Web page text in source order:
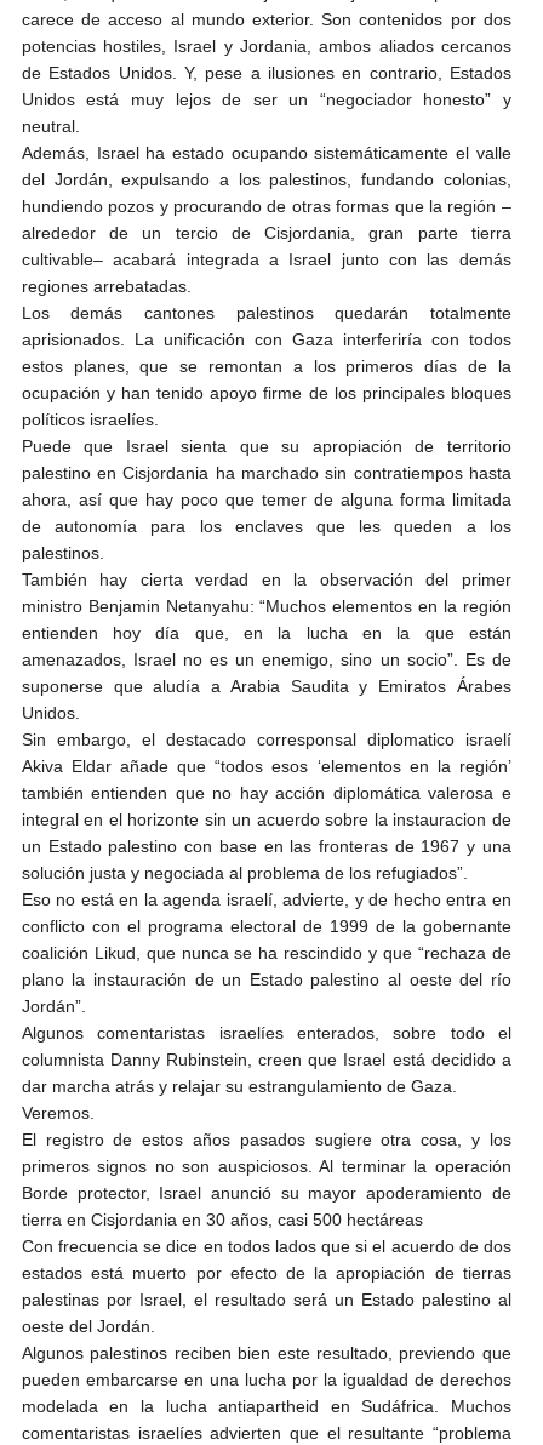
carece de acceso al mundo exterior. Son contenidos por dos
potencias hostiles, Israel y Jordania, ambos aliados cercanos
de Estados Unidos. Y, pese a ilusiones en contrario, Estados
Unidos está muy lejos de ser un “negociador honesto” y
neutral.
Además, Israel ha estado ocupando sistemáticamente el valle
del Jordán, expulsando a los palestinos, fundando colonias,
hundiendo pozos y procurando de otras formas que la región –
alrededor de un tercio de Cisjordania, gran parte tierra
cultivable– acabará integrada a Israel junto con las demás
regiones arrebatadas.
Los demás cantones palestinos quedarán totalmente
aprisionados. La unificación con Gaza interferiría con todos
estos planes, que se remontan a los primeros días de la
ocupación y han tenido apoyo firme de los principales bloques
políticos israelíes.
Puede que Israel sienta que su apropiación de territorio
palestino en Cisjordania ha marchado sin contratiempos hasta
ahora, así que hay poco que temer de alguna forma limitada
de autonomía para los enclaves que les queden a los
palestinos.
También hay cierta verdad en la observación del primer
ministro Benjamin Netanyahu: “Muchos elementos en la región
entienden hoy día que, en la lucha en la que están
amenazados, Israel no es un enemigo, sino un socio”. Es de
suponerse que aludía a Arabia Saudita y Emiratos Árabes
Unidos.
Sin embargo, el destacado corresponsal diplomatico israelí
Akiva Eldar añade que “todos esos ‘elementos en la región’
también entienden que no hay acción diplomática valerosa e
integral en el horizonte sin un acuerdo sobre la instauracion de
un Estado palestino con base en las fronteras de 1967 y una
solución justa y negociada al problema de los refugiados”.
Eso no está en la agenda israelí, advierte, y de hecho entra en
conflicto con el programa electoral de 1999 de la gobernante
coalición Likud, que nunca se ha rescindido y que “rechaza de
plano la instauración de un Estado palestino al oeste del río
Jordán”.
Algunos comentaristas israelíes enterados, sobre todo el
columnista Danny Rubinstein, creen que Israel está decidido a
dar marcha atrás y relajar su estrangulamiento de Gaza.
Veremos.
El registro de estos años pasados sugiere otra cosa, y los
primeros signos no son auspiciosos. Al terminar la operación
Borde protector, Israel anunció su mayor apoderamiento de
tierra en Cisjordania en 30 años, casi 500 hectáreas
Con frecuencia se dice en todos lados que si el acuerdo de dos
estados está muerto por efecto de la apropiación de tierras
palestinas por Israel, el resultado será un Estado palestino al
oeste del Jordán.
Algunos palestinos reciben bien este resultado, previendo que
pueden embarcarse en una lucha por la igualdad de derechos
modelada en la lucha antiapartheid en Sudáfrica. Muchos
comentaristas israelíes advierten que el resultante “problema